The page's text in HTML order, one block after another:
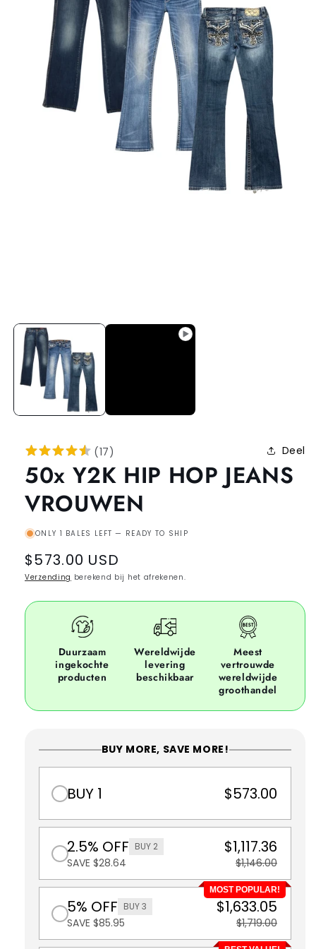
(17) Deel
50x Y2K HIP HOP JEANS
VROUWEN
ONLY 1 BALES LEFT — READY TO SHIP
Regular
price
$573.00 USD
Verzending berekend bij het afrekenen.
Duurzaam
ingekochte
producten
Wereldwijde
levering
beschikbaar
Meest
vertrouwde
wereldwijde
groothandel
BUY MORE, SAVE MORE!
BUY 1 $573.00
2.5% OFF BUY 2
SAVE $28.64
$1,117.36
$1,146.00
MOST POPULAR!
5% OFF BUY 3
SAVE $85.95
$1,633.05
$1,719.00